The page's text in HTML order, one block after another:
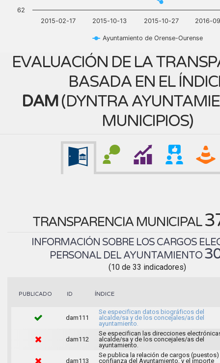
Ayuntamiento de Orense-Ourense
2015-02-17 2015-10-13 2015-10-27 2016-
62
EVALUACIÓN DE LA
BASADA EN EL
DAM(DYNTRA
MUNICIPIOS)
TRANSPARENCIA MUNICIPAL
INFORMACIÓN SOBRE LOS CARGOS
PERSONAL DEL AYUNTAMIENTO
(10 de 33 indicadores)
PUBLICADO ID ÍNDICE
dam111
Se especifican datos biográficos del
alcalde/sa y de los concejales/as del
ayuntamiento.
dam112
Se especifican las direcciones
alcalde/sa y de los concejales/as del
ayuntamiento.
dam113
Se publica la relación de cargos
confianza del Ayuntamiento, y el importe